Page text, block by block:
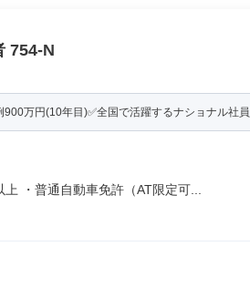
754-N
万円(10年目)✅全国で活躍するナショナル社員
・普通自動車免許（AT限定可...